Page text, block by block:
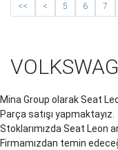
<< < 5 6 7
Mina Group olarak Seat
Parça satışı yapmaktayız.
Stoklarımızda Seat Leon
Firmamızdan temin